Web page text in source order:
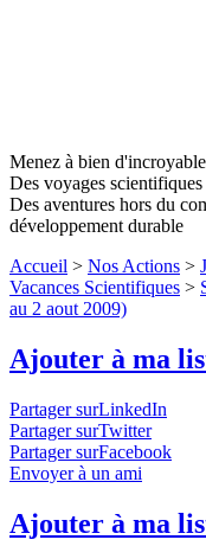
Menez à bien
Des voyages
Des aventures hors du
développement durable
Accueil > Nos Actions >
Vacances Scientifiques >
au 2 aout 2009)
Ajouter à ma
Partager surLinkedIn
Partager surTwitter
Partager surFacebook
Envoyer à un ami
Ajouter à ma